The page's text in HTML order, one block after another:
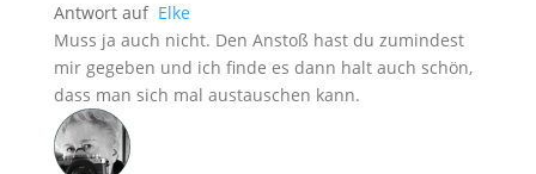
Antwort auf Elke
Muss ja auch nicht. Den Anstoß hast du zumindest
mir gegeben und ich finde es dann halt auch schön,
dass man sich mal austauschen kann.